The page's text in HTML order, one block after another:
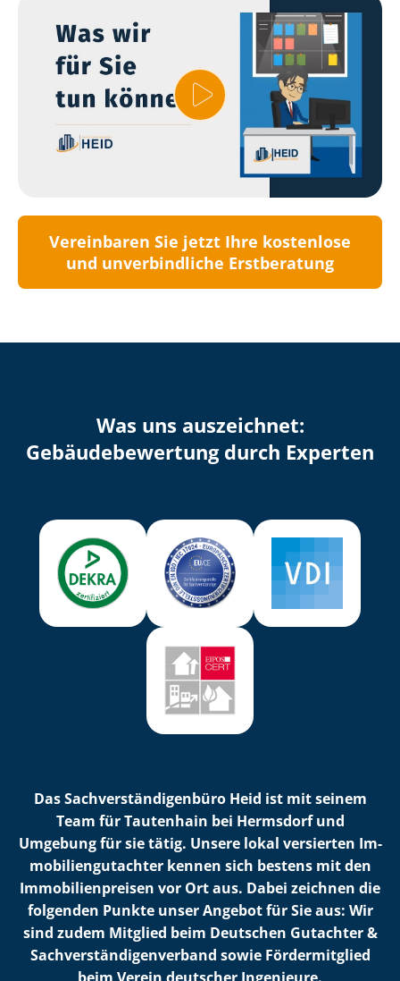
Vereinbaren Sie jetzt Ihre kostenlose
und unverbindliche Erstberatung
Was uns auszeichnet:
Ge­bäu­de­be­wer­tung durch Experten
Das Sach­ver­stän­di­gen­bü­ro Heid ist mit seinem
Team für Tautenhain bei Hermsdorf und
Umgebung für sie tätig. Unsere lokal versierten Im­
mo­bi­li­en­gut­ach­ter kennen sich bestens mit den
Im­mo­bi­li­en­prei­sen vor Ort aus. Dabei zeichnen die
folgenden Punkte unser Angebot für Sie aus: Wir
sind zudem Mitglied beim Deutschen Gutachter &
Sach­ver­stän­di­gen­ver­band sowie Fördermitglied